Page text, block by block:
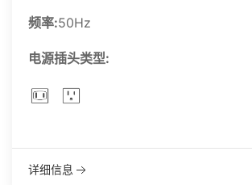
频率:50Hz
电源插头类型:
详细信息